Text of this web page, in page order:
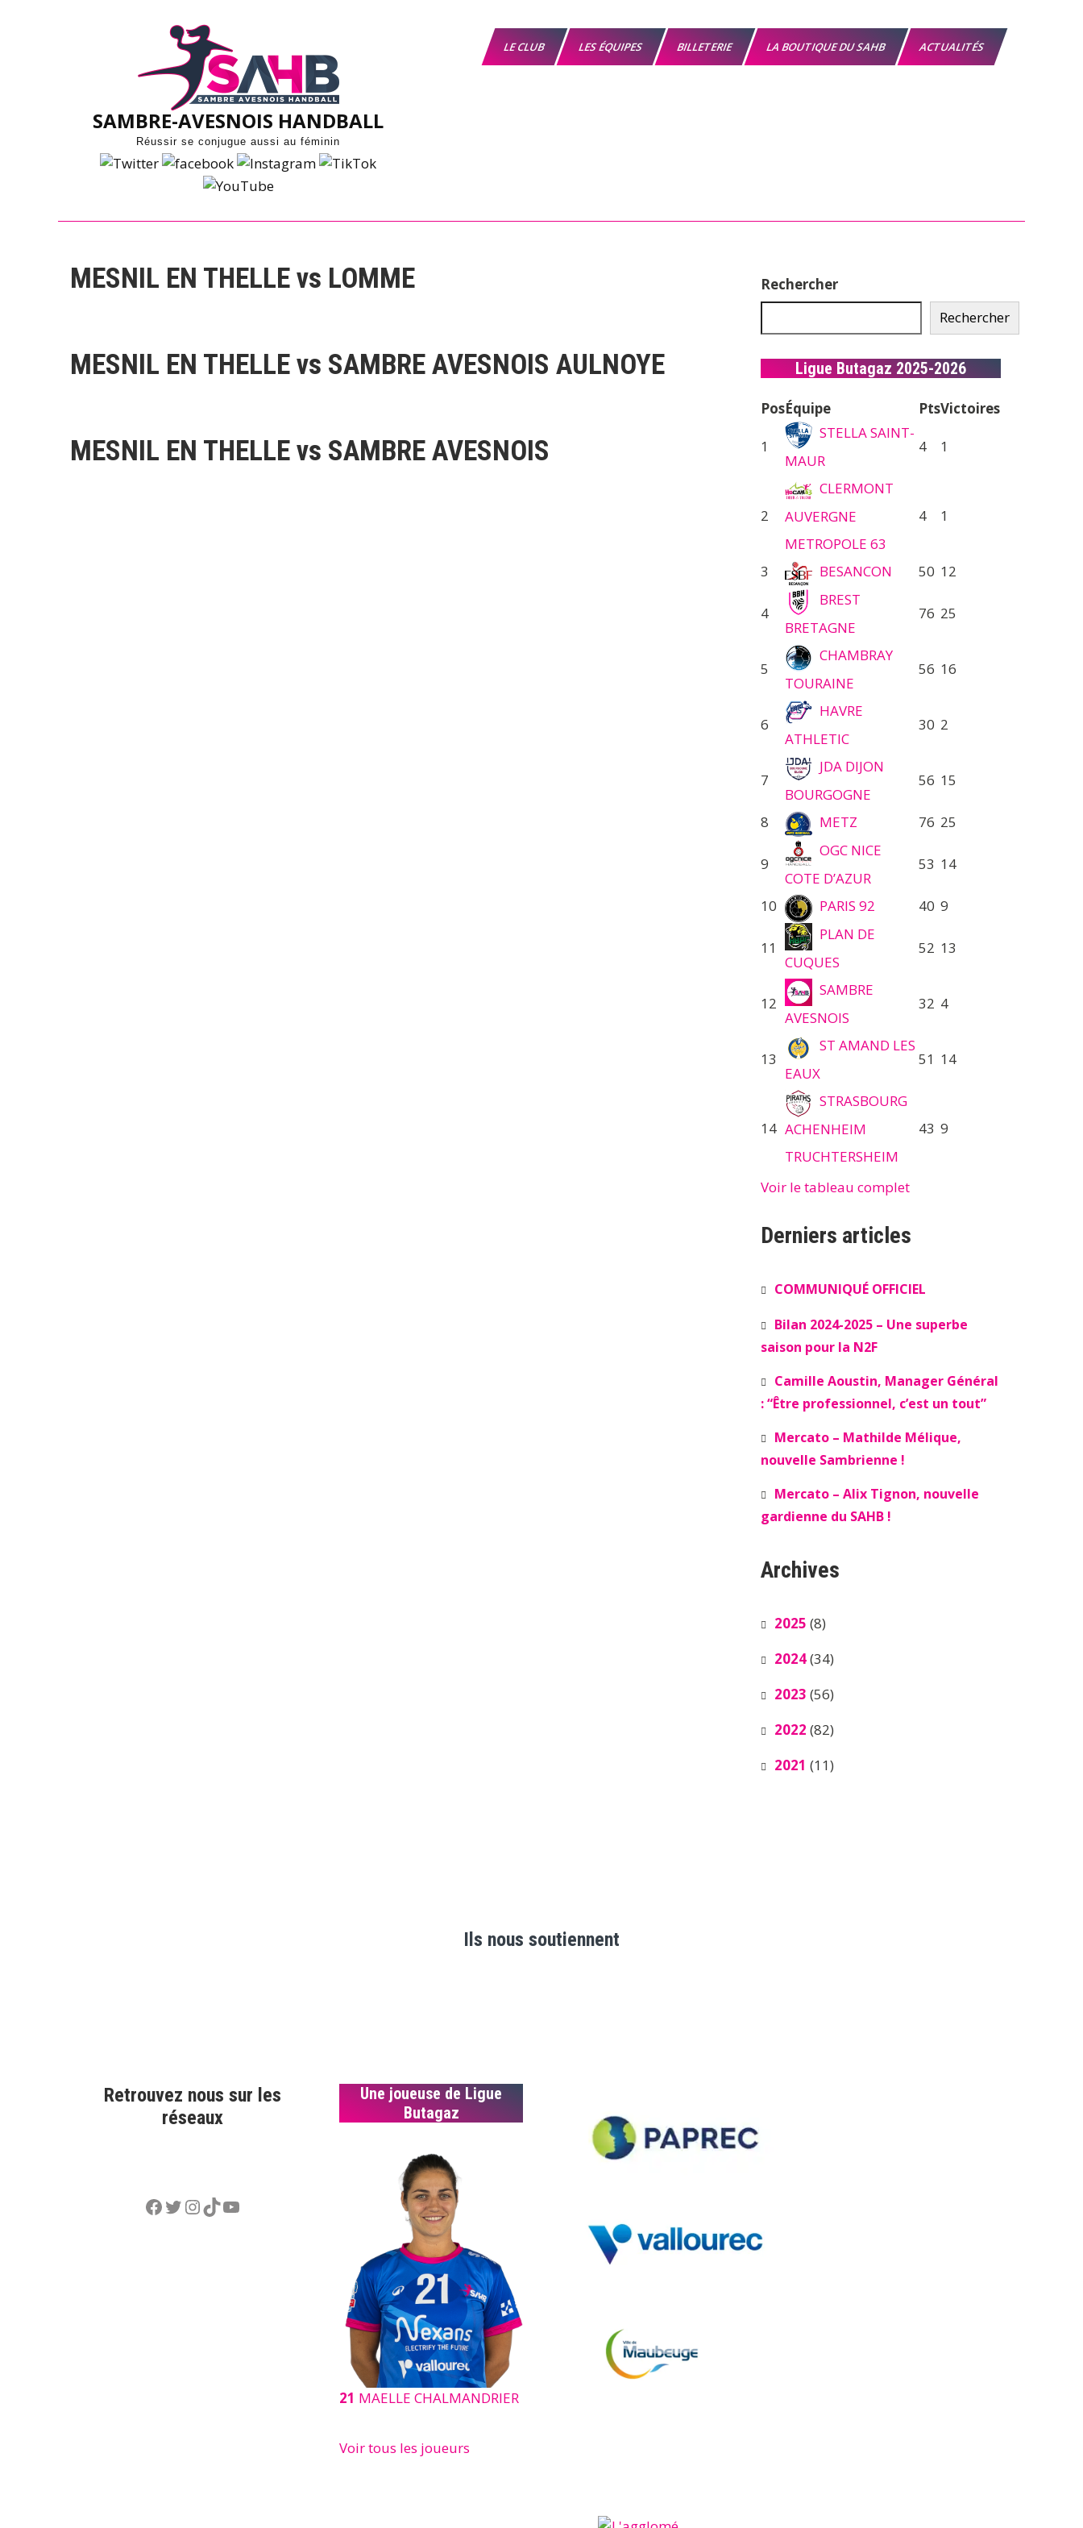
SAMBRE-AVESNOIS HANDBALL
Réussir se conjugue aussi au féminin
LE CLUB LES ÉQUIPES BILLETERIE LA BOUTIQUE DU SAHB ACTUALITÉS
MESNIL EN THELLE vs LOMME
MESNIL EN THELLE vs SAMBRE AVESNOIS AULNOYE
MESNIL EN THELLE vs SAMBRE AVESNOIS
Rechercher
Rechercher
Ligue Butagaz 2025-2026
PosÉquipe PtsVictoires
1
STELLA SAINT-
MAUR
4 1
2
CLERMONT
AUVERGNE
METROPOLE 63
4 1
3 BESANCON 50 12
4
BREST
BRETAGNE
76 25
5
CHAMBRAY
TOURAINE
56 16
6
HAVRE
ATHLETIC
30 2
7
JDA DIJON
BOURGOGNE
56 15
8 METZ 76 25
9
OGC NICE
COTE D’AZUR
53 14
10 PARIS 92 40 9
11
PLAN DE
CUQUES
52 13
12
SAMBRE
AVESNOIS
32 4
13
ST AMAND LES
EAUX
51 14
14
STRASBOURG
ACHENHEIM
TRUCHTERSHEIM
43 9
Voir le tableau complet
Derniers articles
COMMUNIQUÉ OFFICIEL
Bilan 2024-2025 – Une superbe
saison pour la N2F
Camille Aoustin, Manager Général
: “Être professionnel, c’est un tout”
Mercato – Mathilde Mélique,
nouvelle Sambrienne !
Mercato – Alix Tignon, nouvelle
gardienne du SAHB !
Archives
2025 (8)
2024(34)
2023 (56)
2022 (82)
2021 (11)
Ils nous soutiennent
Retrouvez nous sur les
réseaux
Facebook
Twitter
Instagram
TikTok
YouTube
Une joueuse de Ligue
Butagaz
21 MAELLE CHALMANDRIER
Voir tous les joueurs